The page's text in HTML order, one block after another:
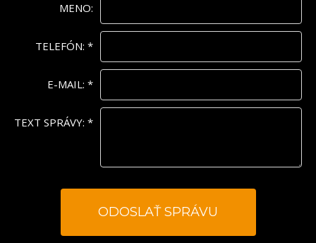
MENO:
TELEFÓN: *
E-MAIL: *
TEXT SPRÁVY: *